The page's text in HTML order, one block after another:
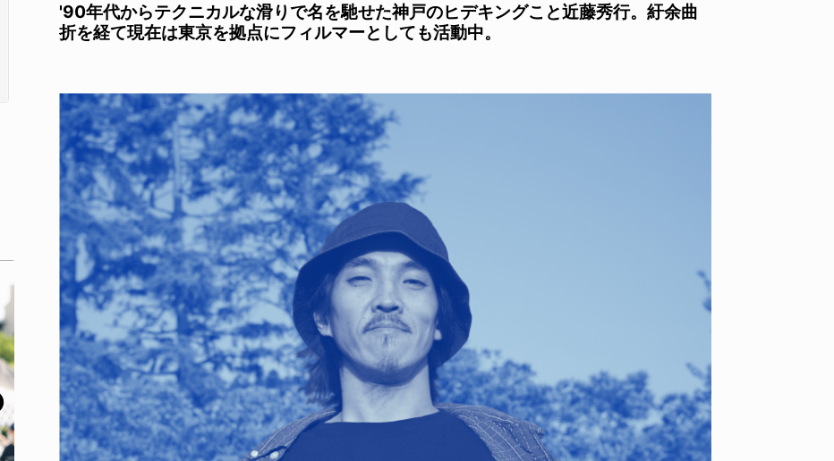
'90年代からテクニカルな滑りで名を馳せた神戸のヒデキングこと近藤秀行。紆余曲
折を経て現在は東京を拠点にフィルマーとしても活動中。